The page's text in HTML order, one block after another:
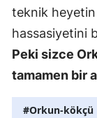
teknik heyetin
hassasiyetini
Peki sizce
tamamen bir
#Orkun-kökçü